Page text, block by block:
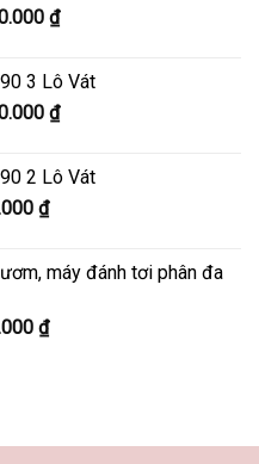
đến
₫Khoảng
9.800.000 ₫
đến
3 Lô Vát
₫Khoảng
8.300.000 ₫
2 Lô Vát
₫Khoảng
7.500.000 ₫
9.500.000 ₫
máy đánh tơi phân đa
₫Khoảng
9.500.000 ₫